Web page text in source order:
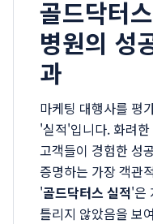
골드닥터
병원의 성
과
마케팅 대행사를 평
'실적'입니다. 화려
고객들이 경험한 성
증명하는 가장 객관
'골드닥터스 실적'은
틀리지 않았음을 보